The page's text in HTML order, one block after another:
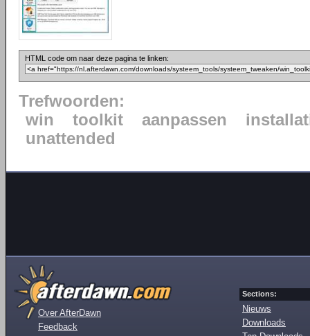
HTML code om naar deze pagina te linken:
Trefwoorden:
win
toolkit aanpassen
unattended
Over AfterDawn
Feedback
Sections:
Nieuws
Downloads